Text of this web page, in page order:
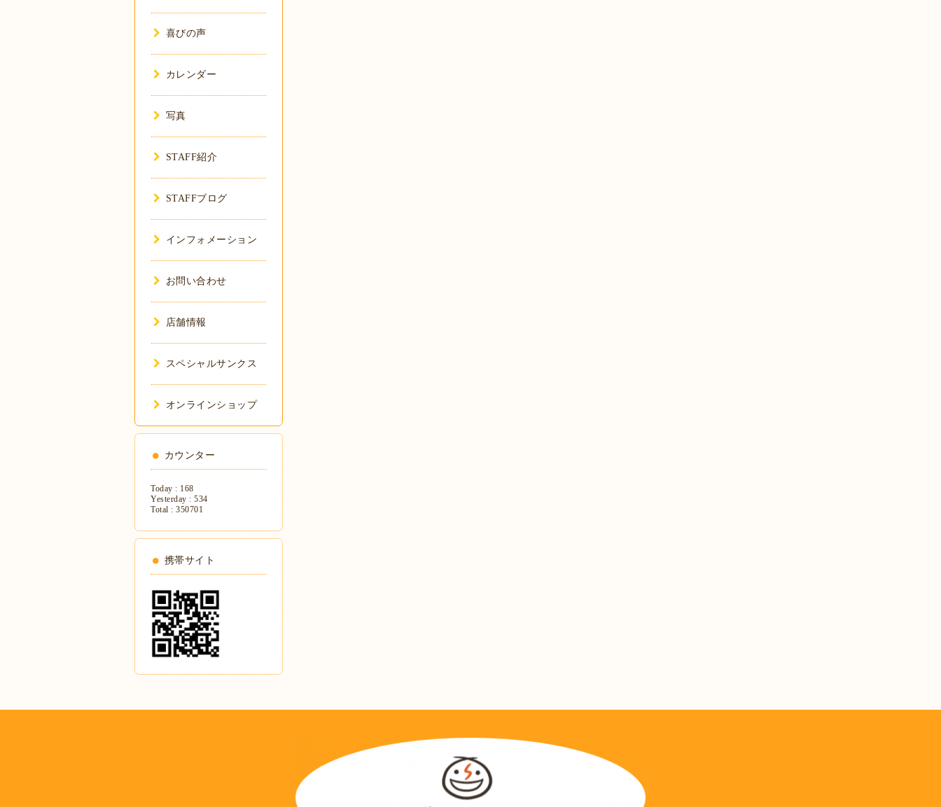
喜びの声
カレンダー
写真
STAFF紹介
STAFFブログ
インフォメーション
お問い合わせ
店舗情報
スペシャルサンクス
オンラインショップ
カウンター
Today : 168
Yesterday : 534
Total : 350701
携帯サイト